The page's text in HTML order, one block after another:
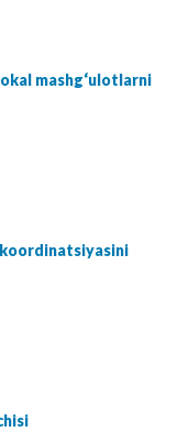
mashg‘ulotlarni